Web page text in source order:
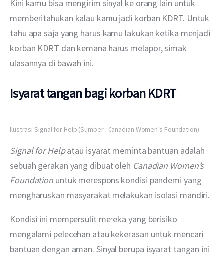
Kini kamu bisa mengirim sinyal ke orang lain untuk
memberitahukan kalau kamu jadi korban KDRT. Untuk
tahu apa saja yang harus kamu lakukan ketika menjadi
korban KDRT dan kemana harus melapor, simak
ulasannya di bawah ini.
Isyarat tangan bagi korban KDRT
Ilustrasi Signal for Help (Sumber : Canadian Women’s Foundation)
Signal for Help atau isyarat meminta bantuan adalah
sebuah gerakan yang dibuat oleh Canadian Women’s
Foundation untuk merespons kondisi pandemi yang
mengharuskan masyarakat melakukan isolasi mandiri.
Kondisi ini mempersulit mereka yang berisiko
mengalami pelecehan atau kekerasan untuk mencari
bantuan dengan aman. Sinyal berupa isyarat tangan ini